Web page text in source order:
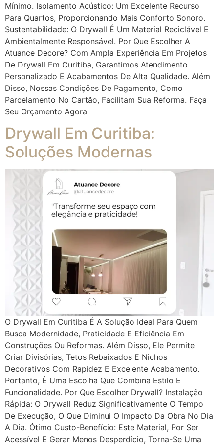
Mínimo. Isolamento Acústico: Um Excelente Recurso
Para Quartos, Proporcionando Mais Conforto Sonoro.
Sustentabilidade: O Drywall É Um Material Reciclável E
Ambientalmente Responsável. Por Que Escolher A
Atuance Decore? Com Ampla Experiência Em Projetos
De Drywall Em Curitiba, Garantimos Atendimento
Personalizado E Acabamentos De Alta Qualidade. Além
Disso, Nossas Condições De Pagamento, Como
Parcelamento No Cartão, Facilitam Sua Reforma. Faça
Seu Orçamento Agora
Drywall Em Curitiba:
Soluções Modernas
O Drywall Em Curitiba É A Solução Ideal Para Quem
Busca Modernidade, Praticidade E Eficiência Em
Construções Ou Reformas. Além Disso, Ele Permite
Criar Divisórias, Tetos Rebaixados E Nichos
Decorativos Com Rapidez E Excelente Acabamento.
Portanto, É Uma Escolha Que Combina Estilo E
Funcionalidade. Por Que Escolher Drywall? Instalação
Rápida: O Drywall Reduz Significativamente O Tempo
De Execução, O Que Diminui O Impacto Da Obra No Dia
A Dia. Ótimo Custo-Benefício: Este Material, Por Ser
Acessível E Gerar Menos Desperdício, Torna-Se Uma